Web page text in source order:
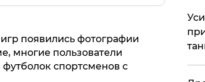
появились фотографии
многие пользователи
футболок спортсменов с